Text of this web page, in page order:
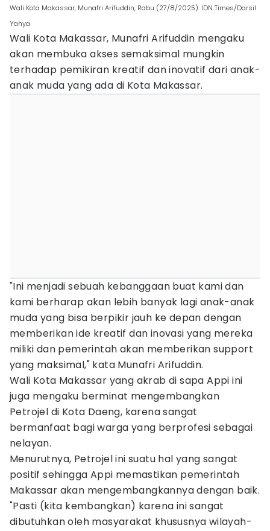
Wali Kota Makassar, Munafri Arifuddin, Rabu (27/8/2025). IDN Times/Darsil
Yahya
Wali Kota Makassar, Munafri Arifuddin mengaku
akan membuka akses semaksimal mungkin
terhadap pemikiran kreatif dan inovatif dari anak-
anak muda yang ada di Kota Makassar.
"Ini menjadi sebuah kebanggaan buat kami dan
kami berharap akan lebih banyak lagi anak-anak
muda yang bisa berpikir jauh ke depan dengan
memberikan ide kreatif dan inovasi yang mereka
miliki dan pemerintah akan memberikan support
yang maksimal," kata Munafri Arifuddin.
Wali Kota Makassar yang akrab di sapa Appi ini
juga mengaku berminat mengembangkan
Petrojel di Kota Daeng, karena sangat
bermanfaat bagi warga yang berprofesi sebagai
nelayan.
Menurutnya, Petrojel ini suatu hal yang sangat
positif sehingga Appi memastikan pemerintah
Makassar akan mengembangkannya dengan baik.
"Pasti (kita kembangkan) karena ini sangat
dibutuhkan oleh masyarakat khususnya wilayah-